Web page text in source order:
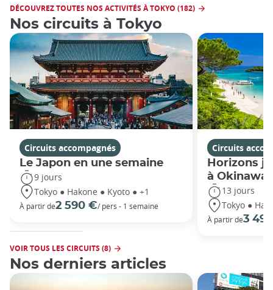
DÉCOUVREZ TOUTES NOS ACTIVITÉS À TOKYO (182)
Nos circuits à Tokyo
Circuits accompagnés
Le Japon en une semaine
9 jours
Tokyo ● Hakone ● Kyoto ● +1
À partir de2 590 €/ pers - 1 semaine
Circuits
Horizons
à Okinawa
13 jours
Tokyo ●
À partir de3
VOIR TOUS LES CIRCUITS (8)
Nos derniers articles